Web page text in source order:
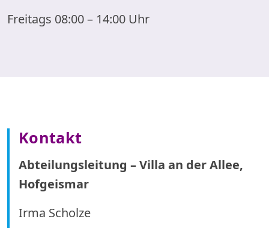
Freitags 08:00 – 14:00 Uhr
Kontakt
Abteilungsleitung – Villa an der Allee,
Hofgeismar
Irma Scholze